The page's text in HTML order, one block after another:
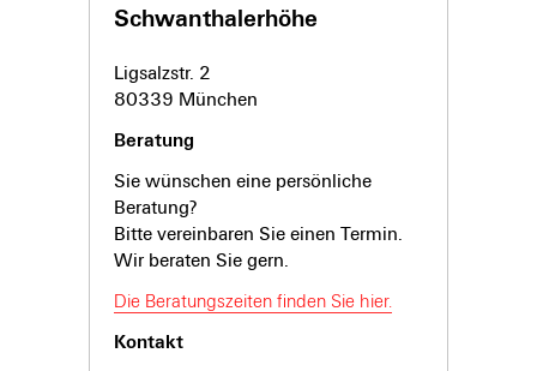
Schwanthalerhöhe
Ligsalzstr. 2
80339 München
Beratung
Sie wünschen eine persönliche
Beratung?
Bitte vereinbaren Sie einen Termin.
Wir beraten Sie gern.
Die Beratungszeiten finden Sie hier.
Kontakt